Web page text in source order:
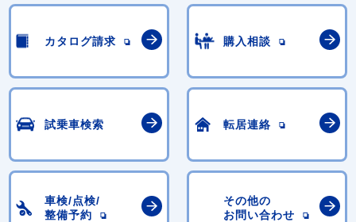
カタログ請求 購入相談
試乗車検索 転居連絡
車検/点検/
整備予約
その他の
お問い合わせ